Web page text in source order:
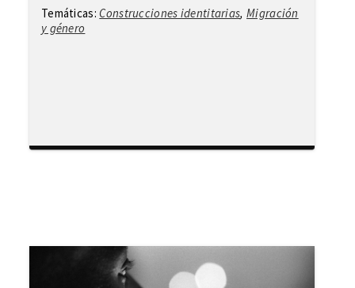
Temáticas: Construcciones identitarias,Migración
y género